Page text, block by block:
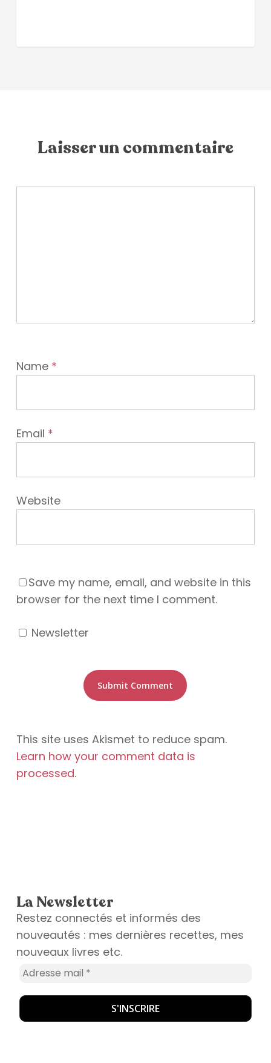
Laisser un commentaire
Name *
Email *
Website
Save my name, email, and website in this
browser for the next time I comment.
Newsletter
This site uses Akismet to reduce spam.
Learn how your comment data is
processed.
La Newsletter
Restez connectés et informés des
nouveautés : mes dernières recettes, mes
nouveaux livres etc.